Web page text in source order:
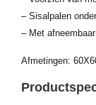
– Sisalpalen
– Met
Afmetingen: